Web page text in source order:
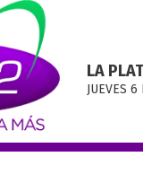
LA
JUEVES 6